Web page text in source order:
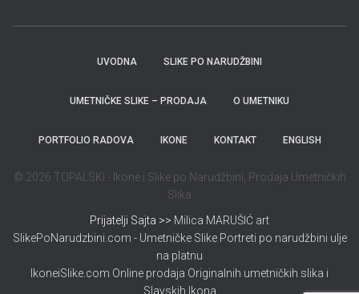
UVODNA SLIKE PO NARUDŽBINI
UMETNIČKE SLIKE – PRODAJA O UMETNIKU
PORTFOLIO RADOVA IKONE KONTAKT ENGLISH
© 2026 TOPALSKI - Ikone i Slike po Narudžbini, Prodaja Umetničkih
Slika
Prijatelji Sajta >> Milica MARUŠIĆ art
SlikePoNarudzbini.com - Umetničke Slike Portreti po narudžbini ulje
na platnu
IkoneiSlike.com Online prodaja Originalnih umetničkih slika i
Slavskih Ikona